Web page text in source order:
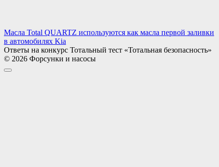
Масла Total QUARTZ используются как масла первой заливки
в автомобилях Kia
Ответы на конкурс Тотальный тест «Тотальная безопасность»
© 2026 Форсунки и насосы